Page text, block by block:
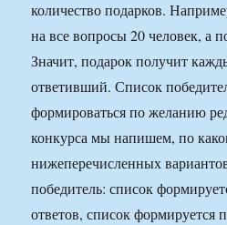
количество подарков.
на все вопросы 20 человек, а
Значит, подарок получит
ответивший. Список
формироваться по желанию
конкурса мы напишем, по
нижеперечисленных
победитель: список
ответов, список формируется